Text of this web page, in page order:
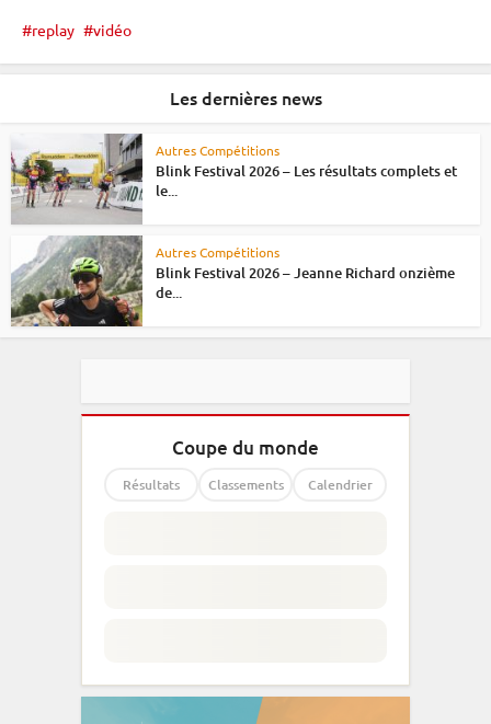
replay vidéo
Les dernières news
Autres Compétitions
Blink Festival 2026 – Les résultats complets et
le...
Autres Compétitions
Blink Festival 2026 – Jeanne Richard onzième
de...
Coupe du monde
Résultats Classements Calendrier